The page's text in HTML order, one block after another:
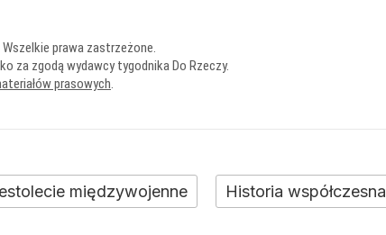
prawa zastrzeżone.
za zgodą wydawcy tygodnika Do Rzeczy.
prasowych.
międzywojenne Historia współczesna